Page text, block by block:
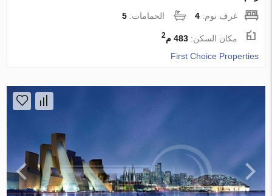
غرف نوم:4 الحمامات:5
مكان السكن:483 م 2
First Choice Properties